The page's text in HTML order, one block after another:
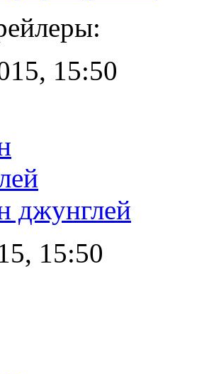
15:50
джунглей
15:50